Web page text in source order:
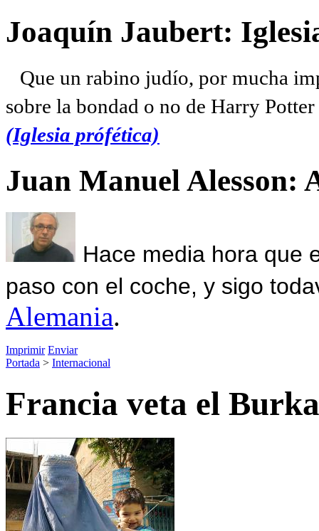
Joaquín Jaubert:
Que un rabino judío, por mucha
sobre la bondad o no de Harry
(Iglesia prófética)
Juan Manuel Alesson:
Hace media hora que
paso con el coche, y sigo
Alemania.
Imprimir Enviar
Portada > Internacional
Francia veta el Burka